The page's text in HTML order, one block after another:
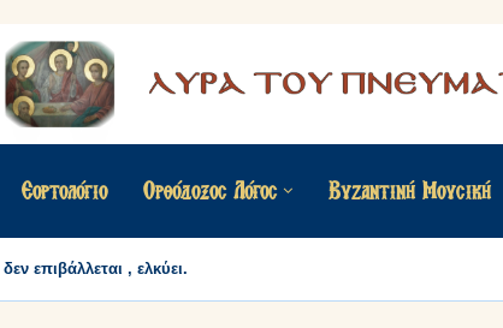
Εορτολόγιο Ορθόδοξος Λόγος Βυζαντινή Μουσική
επιβάλλεται , ελκύει.